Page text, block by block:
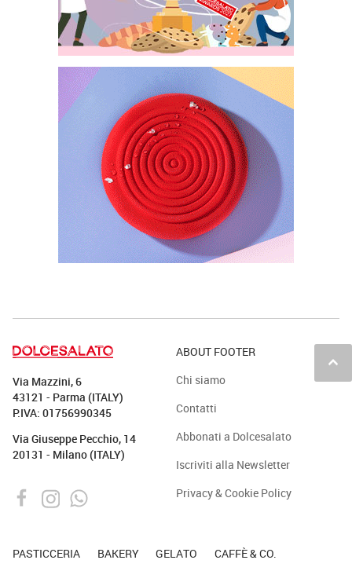
keyboard_arrow_up
Via Mazzini, 6
43121 - Parma (ITALY)
P.IVA: 01756990345
Via Giuseppe Pecchio, 14
20131 - Milano (ITALY)
ABOUT FOOTER
Chi siamo
Contatti
Abbonati a Dolcesalato
Iscriviti alla Newsletter
Privacy & Cookie Policy
PASTICCERIA BAKERY GELATO CAFFÈ & CO.